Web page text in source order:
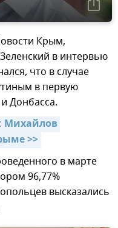
Крым,
в интервью
что в случае
в первую
Донбасса.
Михайлов
>>
в марте
96,77%
высказались